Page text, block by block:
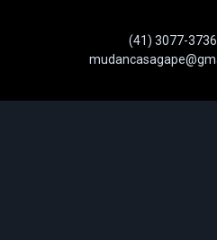
(41) 3077-3736